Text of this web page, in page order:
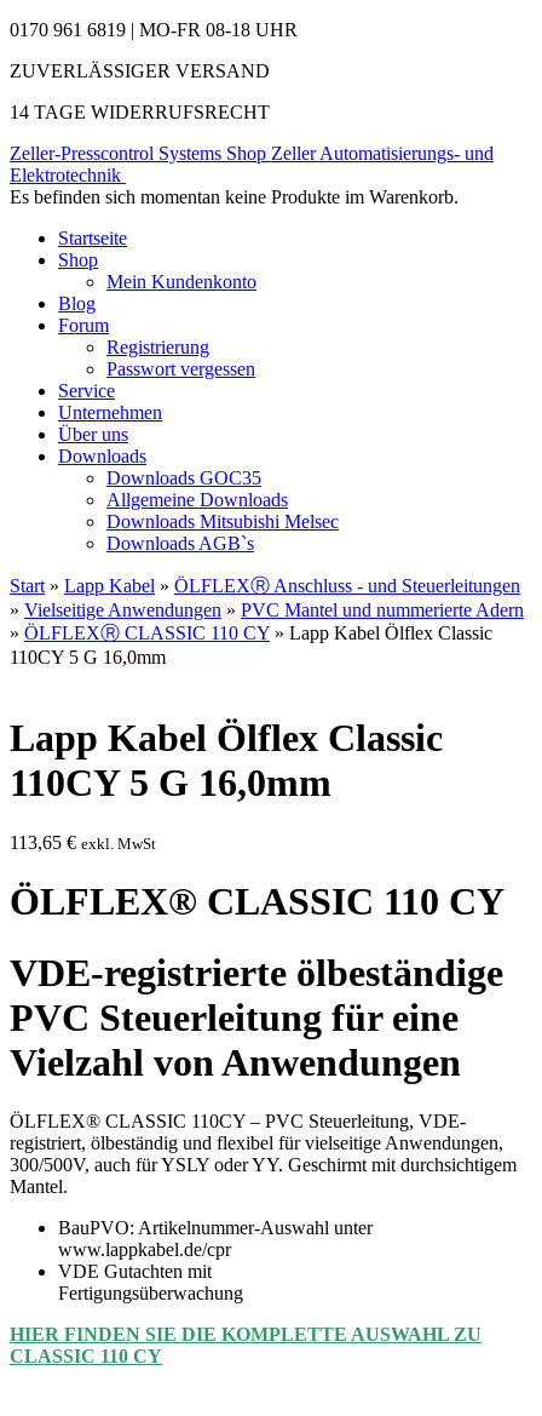
0170 961 6819 | MO-FR 08-18 UHR
ZUVERLÄSSIGER VERSAND
14 TAGE WIDERRUFSRECHT
Zeller-Presscontrol Systems Shop Zeller Automatisierungs- und
Elektrotechnik
Es befinden sich momentan keine Produkte im Warenkorb.
Startseite
Shop
Mein Kundenkonto
Blog
Forum
Registrierung
Passwort vergessen
Service
Unternehmen
Über uns
Downloads
Downloads GOC35
Allgemeine Downloads
Downloads Mitsubishi Melsec
Downloads AGB`s
Start » Lapp Kabel » ÖLFLEXⓇ Anschluss - und Steuerleitungen
» Vielseitige Anwendungen » PVC Mantel und nummerierte Adern
» ÖLFLEXⓇ CLASSIC 110 CY » Lapp Kabel Ölflex Classic
110CY 5 G 16,0mm
Lapp Kabel Ölflex Classic
110CY 5 G 16,0mm
113,65 € exkl. MwSt
ÖLFLEX® CLASSIC 110 CY
VDE-registrierte ölbeständige
PVC Steuerleitung für eine
Vielzahl von Anwendungen
ÖLFLEX® CLASSIC 110CY – PVC Steuerleitung, VDE-
registriert, ölbeständig und flexibel für vielseitige Anwendungen,
300/500V, auch für YSLY oder YY. Geschirmt mit durchsichtigem
Mantel.
BauPVO: Artikelnummer-Auswahl unter
www.lappkabel.de/cpr
VDE Gutachten mit
Fertigungsüberwachung
HIER FINDEN SIE DIE KOMPLETTE AUSWAHL ZU
CLASSIC 110 CY